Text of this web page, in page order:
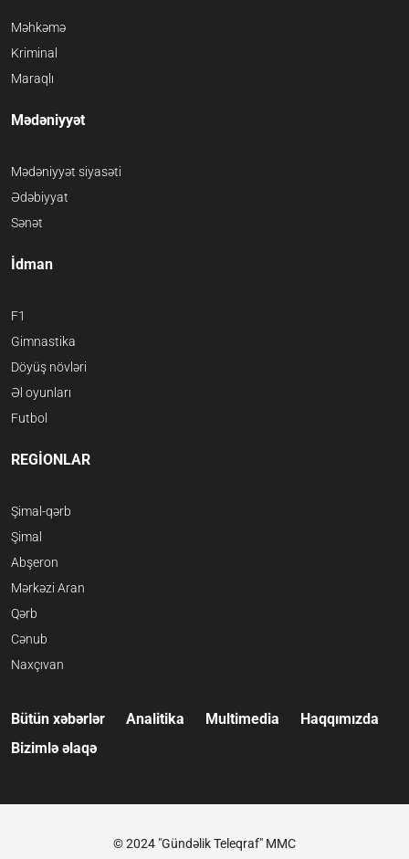
Məhkəmə
Kriminal
Maraqlı
Mədəniyyət
Mədəniyyət siyasəti
Ədəbiyyat
Sənət
İdman
F1
Gimnastika
Döyüş növləri
Əl oyunları
Futbol
REGİONLAR
Şimal-qərb
Şimal
Abşeron
Mərkəzi Aran
Qərb
Cənub
Naxçıvan
Bütün xəbərlər Analitika Multimedia
Haqqımızda
Bizimlə əlaqə
© 2024 "Gündəlik Teleqraf" MMC